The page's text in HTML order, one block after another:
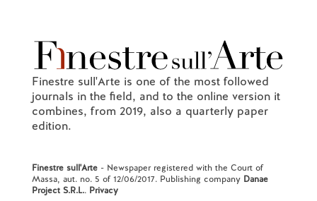
Finestre sull'Arte is one of the most followed
journals in the field, and to the online version it
combines, from 2019, also a quarterly paper
edition.
Finestre sull'Arte- Newspaper registered with the Court of
Massa, aut. no. 5 of 12/06/2017. Publishing company Danae
Project S.R.L.. Privacy